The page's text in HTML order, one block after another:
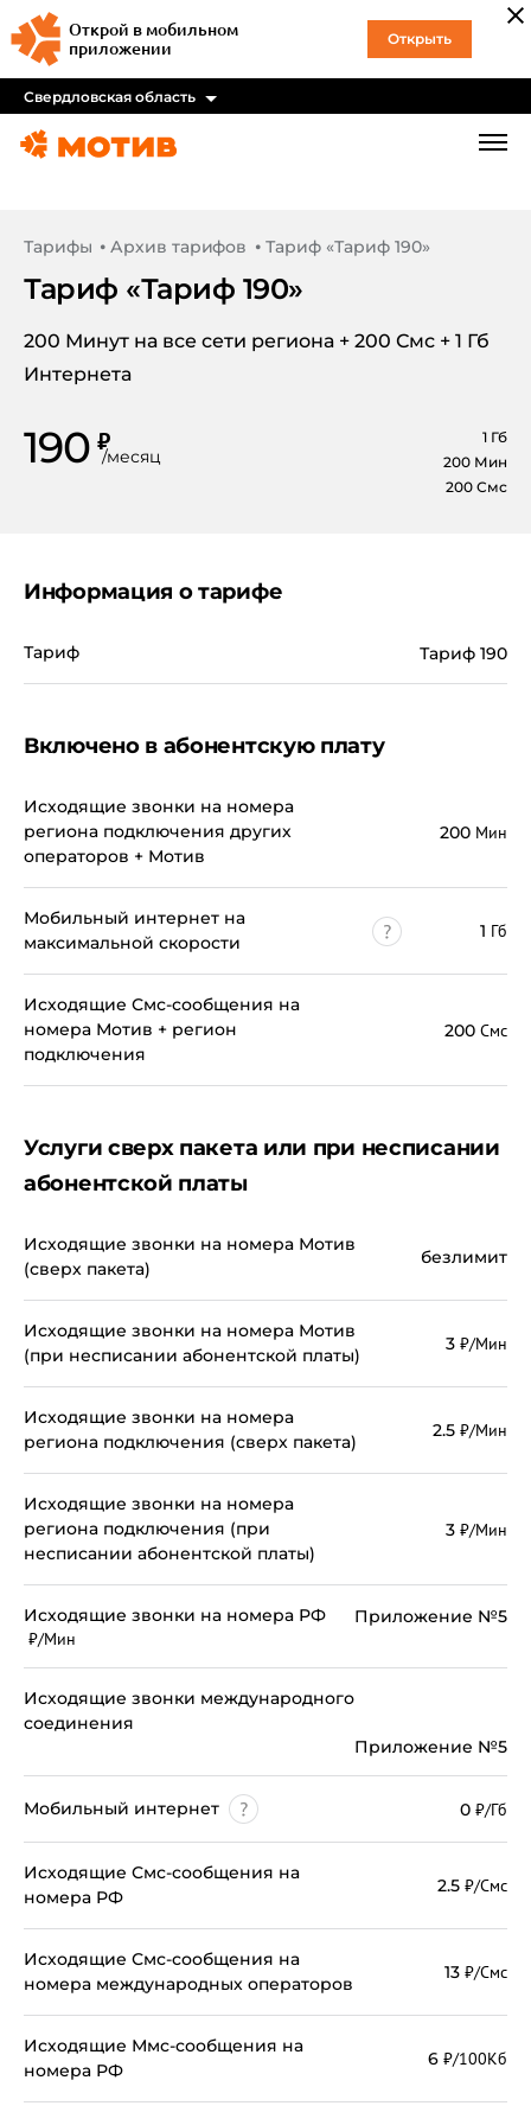
Открой в мобильном
приложении
Открыть
Свердловская область
Тарифы Архив тарифов Тариф «Тариф 190»
Тариф «Тариф 190»
200 Минут на все сети региона + 200 Смс + 1 Гб
Интернета
190 ₽
/месяц
1 Гб
200 Мин
200 Смс
Информация о тарифе
Тариф Тариф 190
Включено в абонентскую плату
Исходящие звонки на номера
региона подключения других
операторов + Мотив
200 Мин
Мобильный интернет на
максимальной скорости
1 Гб
Исходящие Смс-сообщения на
номера Мотив + регион
подключения
200 Смс
Услуги сверх пакета или при несписании
абонентской платы
Исходящие звонки на номера Мотив
(сверх пакета)
безлимит
Исходящие звонки на номера Мотив
(при несписании абонентской платы)
3 ₽/Мин
Исходящие звонки на номера
региона подключения (сверх пакета)
2.5 ₽/Мин
Исходящие звонки на номера
региона подключения (при
несписании абонентской платы)
3 ₽/Мин
Исходящие звонки на номера РФ
Приложение №5
₽/Мин
Исходящие звонки международного
соединения
Приложение №5
Мобильный интернет 0 ₽/Гб
Исходящие Смс-сообщения на
номера РФ
2.5 ₽/Смс
Исходящие Смс-сообщения на
номера международных операторов
13 ₽/Смс
Исходящие Ммс-сообщения на
номера РФ
6 ₽/100Кб